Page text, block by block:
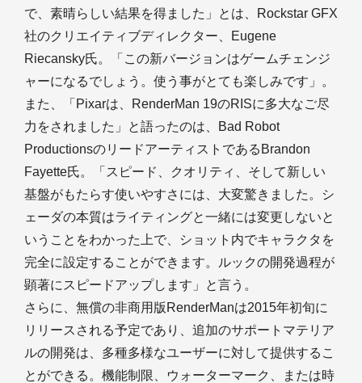
で、素晴らしい結果を得ました」とは、Rockstar GFX
社のクリエイティブディレクター、Eugene
Riecansky氏。「この新バージョンはゲームチェンジ
ャーになるでしょう。使う事がとても楽しみです」。
また、「Pixarは、RenderMan 19のRISに多大なご尽
力をされました」と語ったのは、Bad Robot
ProductionsのリードアーティストであるBrandon
Fayette氏。「スピード、クオリティ、そして新しい
基盤がもたらす使いやすさには、大変驚きました。シ
ェーダの本質はライティングと一緒には変更しないと
いうことをわかった上で、ショット内でキャラクタを
完全に設定することができます。ルックの開発過程が
顕著にスピードアップします」と言う。
さらに、無償の非商用版RenderManは2015年初旬に
リリースされる予定であり、追加のサポートマテリア
ルの開発は、多種多様なユーザーに対して提供するこ
とができる。機能制限、ウォーターマーク、または時